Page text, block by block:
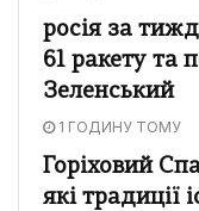
росія за
61 ракету та
Зеленський
1 ГОДИНУ ТОМУ
Горіховий
які традиції